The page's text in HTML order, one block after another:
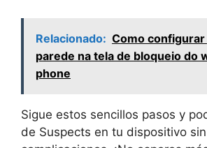
Relacionado: Como configurar
parede na tela de bloqueio do
phone
Sigue estos sencillos pasos y
de Suspects en tu dispositivo sin